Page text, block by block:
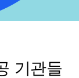
기관들